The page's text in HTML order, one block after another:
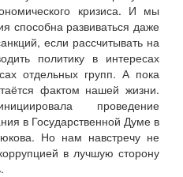
кризиса. И мы
способна развиваться даже
если рассчитывать на
политику в интересах
отдельных групп. А пока
фактом нашей жизни.
проведение
в Государственной Думе в
Но нам навстречу не
в лучшую сторону